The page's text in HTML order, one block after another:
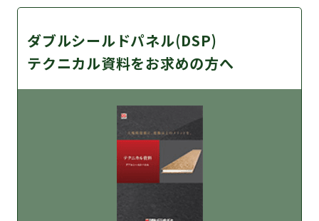
トピックス一覧
イベントレポート一覧
ダブルシールドパネル(DSP)
テクニカル資料をお求めの方へ